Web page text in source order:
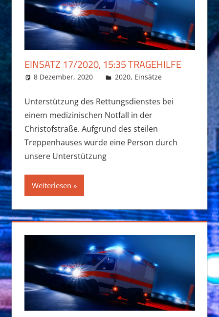
EINSATZ 17/2020, 15:35 TRAGEHILFE
8 Dezember, 2020 Daniel Fuchs
2020, Einsätze
Unterstützung des Rettungsdienstes bei
einem medizinischen Notfall in der
Christofstraße. Aufgrund des steilen
Treppenhauses wurde eine Person durch
unsere Unterstützung
Weiterlesen